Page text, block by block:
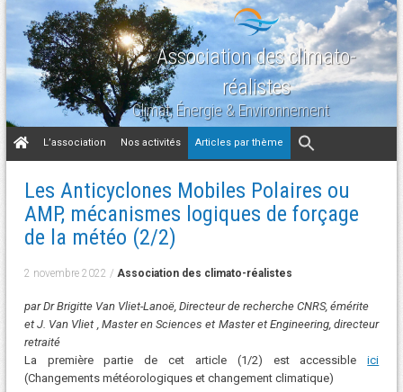
Association des climato-
réalistes
Climat, Énergie & Environnement
Aller
au
L’association Nos activités Articles par thème
Les Anticyclones Mobiles Polaires ou
AMP, mécanismes logiques de forçage
de la météo (2/2)
2 novembre 2022 / Association des climato-réalistes
par Dr Brigitte Van Vliet-Lanoë, Directeur de recherche CNRS, émérite
et J. Van Vliet , Master en Sciences et Master et Engineering, directeur
retraité
La première partie de cet article (1/2) est accessibleici
(Changements météorologiques et changement climatique)